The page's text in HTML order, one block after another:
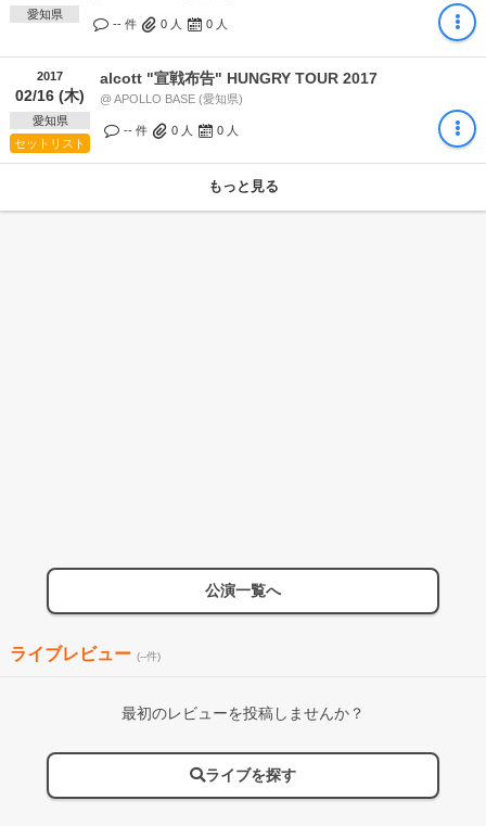
愛知県
-- 件 0 人 0 人
2017
02/16 (木)
愛知県
セットリスト
alcott "宣戦布告" HUNGRY TOUR 2017
@ APOLLO BASE (愛知県)
-- 件 0 人 0 人
もっと見る
公演一覧へ
ライブレビュー (--件)
最初のレビューを投稿しませんか？
ライブを探す